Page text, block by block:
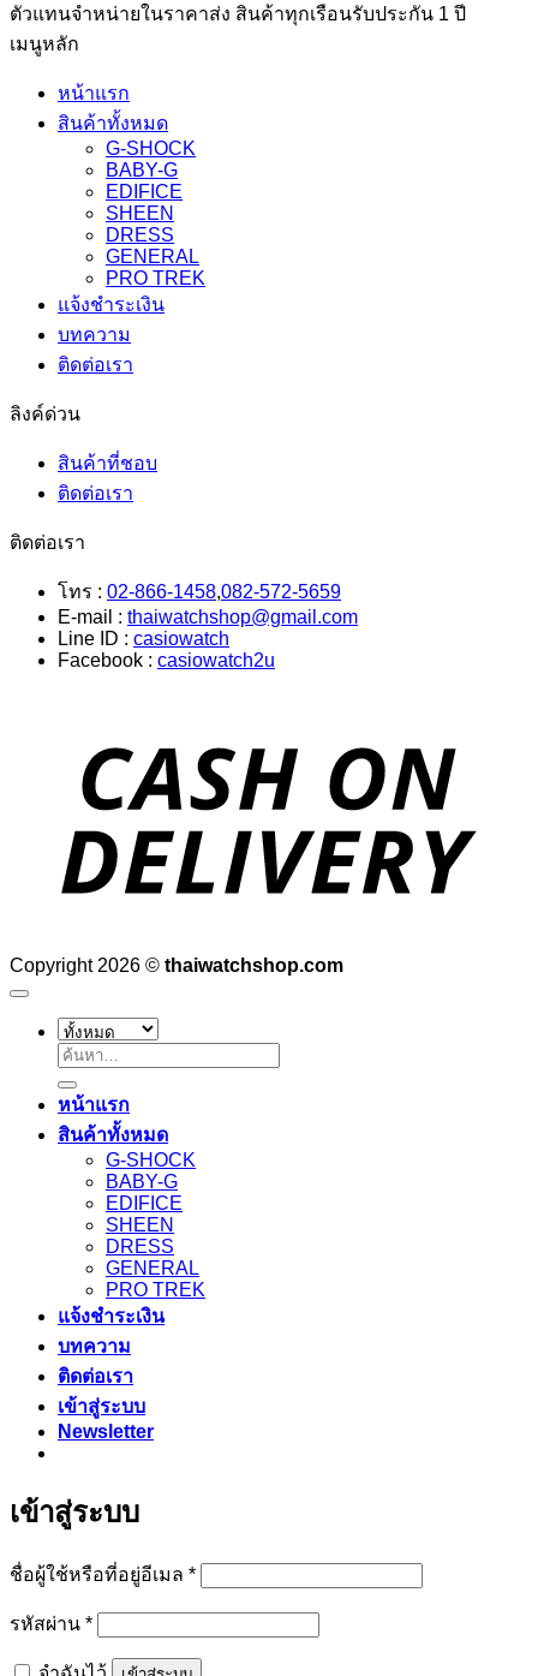
ตัวแทนจำหน่ายในราคาส่ง สินค้าทุกเรือนรับประกัน 1 ปี
เมนูหลัก
หน้าแรก
สินค้าทั้งหมด
G-SHOCK
BABY-G
EDIFICE
SHEEN
DRESS
GENERAL
PRO TREK
แจ้งชำระเงิน
บทความ
ติดต่อเรา
ลิงค์ด่วน
สินค้าที่ชอบ
ติดต่อเรา
ติดต่อเรา
โทร : 02-866-1458,082-572-5659
E-mail : thaiwatchshop@gmail.com
Line ID : casiowatch
Facebook : casiowatch2u
Copyright 2026 © thaiwatchshop.com
ค้นหา:
หน้าแรก
สินค้าทั้งหมด
G-SHOCK
BABY-G
EDIFICE
SHEEN
DRESS
GENERAL
PRO TREK
แจ้งชำระเงิน
บทความ
ติดต่อเรา
เข้าสู่ระบบ
Newsletter
เข้าสู่ระบบ
ชื่อผู้ใช้หรือที่อยู่อีเมล *ต้องการ
รหัสผ่าน *ต้องการ